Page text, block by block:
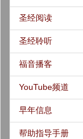
圣经阅读
圣经聆听
福音播客
YouTube频道
早年信息
帮助指导手册